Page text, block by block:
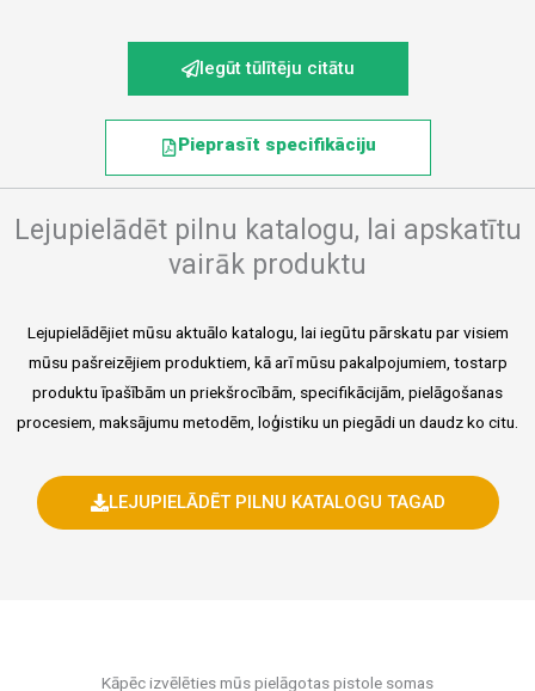
Iegūt tūlītēju citātu
Pieprasīt specifikāciju
Lejupielādēt pilnu katalogu, lai apskatītu
vairāk produktu
Lejupielādējiet mūsu aktuālo katalogu, lai iegūtu pārskatu par visiem
mūsu pašreizējiem produktiem, kā arī mūsu pakalpojumiem, tostarp
produktu īpašībām un priekšrocībām, specifikācijām, pielāgošanas
procesiem, maksājumu metodēm, loģistiku un piegādi un daudz ko citu.
LEJUPIELĀDĒT PILNU KATALOGU TAGAD
Kāpēc izvēlēties mūs pielāgotas pistole somas